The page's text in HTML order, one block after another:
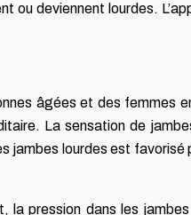
ou deviennent lourdes.
âgées et des femmes
La sensation de
jambes lourdes est
la pression dans les